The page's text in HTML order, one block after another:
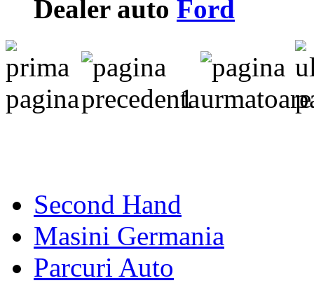
Dealer auto Ford
1
Second Hand
Masini Germania
Parcuri Auto